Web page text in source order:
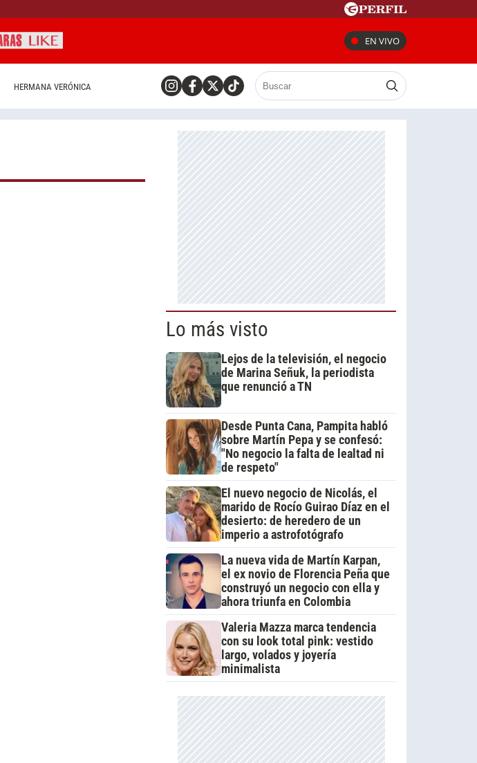
EN VIVO
HERMANA VERÓNICA
Lo más visto
Lejos de la televisión, el negocio
de Marina Señuk, la periodista
que renunció a TN
Desde Punta Cana, Pampita habló
sobre Martín Pepa y se confesó:
"No negocio la falta de lealtad ni
de respeto"
El nuevo negocio de Nicolás, el
marido de Rocío Guirao Díaz en el
desierto: de heredero de un
imperio a astrofotógrafo
La nueva vida de Martín Karpan,
el ex novio de Florencia Peña que
construyó un negocio con ella y
ahora triunfa en Colombia
Valeria Mazza marca tendencia
con su look total pink: vestido
largo, volados y joyería
minimalista